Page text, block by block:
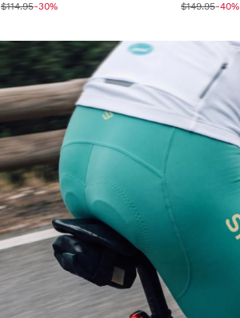
$114.95-30% $149.95-40%